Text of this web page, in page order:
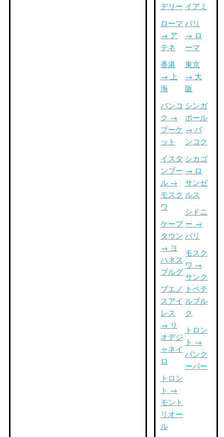
デリー
ローマ
→ ア
テネ
香港
→ 上
海
バンコ
ク →
プーケ
ット
イスタ
ンブー
ル →
モスク
ワ
ケープ
タウン
→ ヨ
ハネス
ブルグ
ブエノ
スアイ
レス
→ リ
オデジ
ャネイ
ロ
トロン
ト →
モント
リオー
ル
イアミ
パリ
→ ロ
ーマ
東京
→ 大
阪
シンガ
ポール
→ バ
ンコク
シカゴ
→ ロ
サンゼ
ルス
シドニ
ー →
バリ
モスク
ワ →
サンク
トペテ
ルブル
ク
トロン
ト →
バンク
ーバー